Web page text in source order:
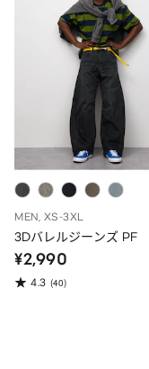
MEN, XS-3XL
3Dバレルジーンズ PF
¥2,990
4.3 (40)